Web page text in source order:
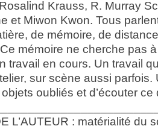
Krauss, R. Murray
et Miwon Kwon. Tous
de mémoire, de
mémoire ne cherche pas
travail en cours. Un travail
sur scène aussi
oubliés et d’écouter ce
L’AUTEUR : matérialité du